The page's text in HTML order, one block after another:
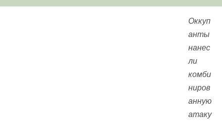
Оккуп
анты
нанес
ли
комби
ниров
анную
атаку